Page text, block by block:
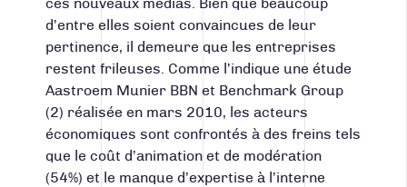
ces nouveaux médias. Bien que beaucoup
d’entre elles soient convaincues de leur
pertinence, il demeure que les entreprises
restent frileuses. Comme l’indique une étude
Aastroem Munier BBN et Benchmark Group
(2) réalisée en mars 2010, les acteurs
économiques sont confrontés à des freins tels
que le coût d’animation et de modération
(54%) et le manque d’expertise à l’interne